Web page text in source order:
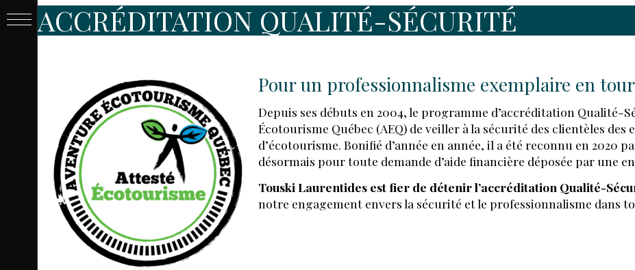
PASSE
&
BILLET
LOCATION
ÉQUIPEMENT
ACCRÉDITATION QUALITÉ-SÉCURITÉ
Pour un professionnalisme exemplaire en
Depuis ses débuts en 2004, le programme d’accréditation Qualité-
Écotourisme Québec (AEQ) de veiller à la sécurité des clientèles
d’écotourisme. Bonifié d’année en année, il a été reconnu en 2020
désormais pour toute demande d’aide financière déposée par une
Touski Laurentides est fier de détenir l’accréditation Qualité-
notre engagement envers la sécurité et le professionnalisme dans